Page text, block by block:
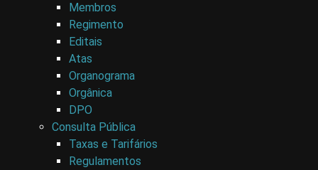
Membros
Regimento
Editais
Atas
Organograma
Orgânica
DPO
Consulta Pública
Taxas e Tarifários
Regulamentos